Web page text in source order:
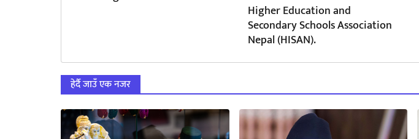
Higher Education and
Secondary Schools Association
Nepal (HISAN).
हेर्दै जाउँ एक नजर